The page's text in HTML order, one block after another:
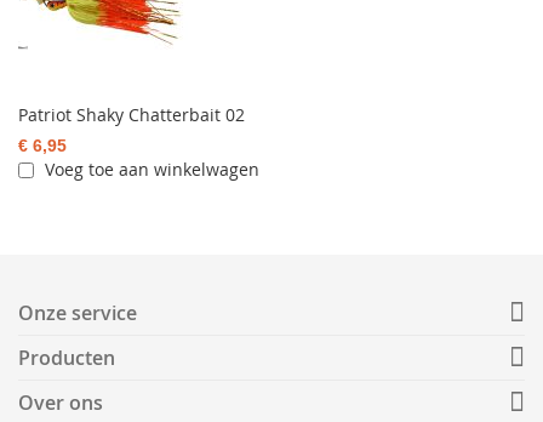
Patriot Shaky Chatterbait 02
€ 6,95
Voeg toe aan winkelwagen
Onze service
Producten
Over ons